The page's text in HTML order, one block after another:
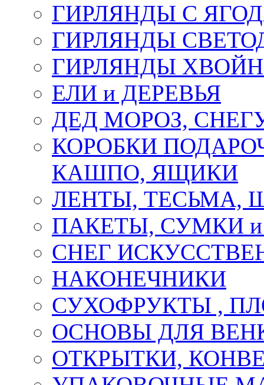
ГИРЛЯНДЫ С
ГИРЛЯНДЫ
ГИРЛЯНДЫ
ЕЛИ и ДЕРЕВЬЯ
ДЕД МОРОЗ,
КОРОБКИ
КАШПО, ЯЩИКИ
ЛЕНТЫ, ТЕСЬМА,
ПАКЕТЫ, СУМКИ
СНЕГ
НАКОНЕЧНИКИ
СУХОФРУКТЫ ,
ОСНОВЫ ДЛЯ
ОТКРЫТКИ,